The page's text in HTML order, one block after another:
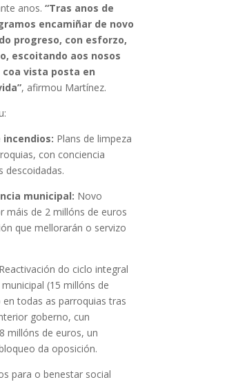
anos. “Tras anos de
encamiñar de novo
progreso, con esforzo,
escoitando aos nosos
vista posta en
, afirmou Martínez.
incendios: Plans de limpeza
con conciencia
descoidadas.
municipal: Novo
máis de 2 millóns de euros
que mellorarán o servizo
Reactivación do ciclo integral
(15 millóns de
todas as parroquias tras
goberno, cun
millóns de euros, un
da oposición.
para o benestar social